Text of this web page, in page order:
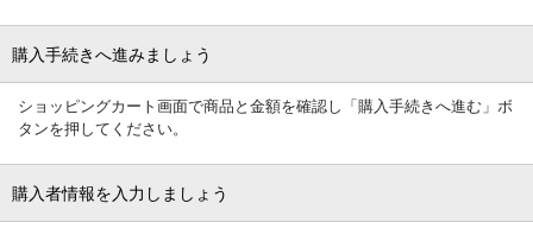
購入手続きへ進みましょう
ショッピングカート画面で商品と金額を確認し「購入手続きへ進む」ボ
タンを押してください。
購入者情報を入力しましょう